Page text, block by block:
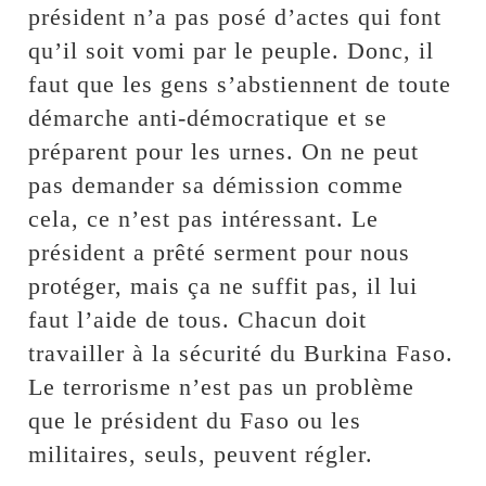
président n’a pas posé d’actes qui font
qu’il soit vomi par le peuple. Donc, il
faut que les gens s’abstiennent de toute
démarche anti-démocratique et se
préparent pour les urnes. On ne peut
pas demander sa démission comme
cela, ce n’est pas intéressant. Le
président a prêté serment pour nous
protéger, mais ça ne suffit pas, il lui
faut l’aide de tous. Chacun doit
travailler à la sécurité du Burkina Faso.
Le terrorisme n’est pas un problème
que le président du Faso ou les
militaires, seuls, peuvent régler.